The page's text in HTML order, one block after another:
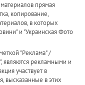
прямая
копирование,
в которых
и "Украинская Фото
"Реклама" /
являются рекламными и
участвует в
высказанные в этих